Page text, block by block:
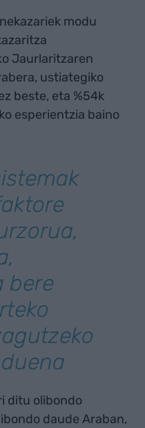
modu
Jaurlaritzaren
ustiategiko
beste, eta %54k
esperientzia baino
bere
ditu olibondo
daude Araban,